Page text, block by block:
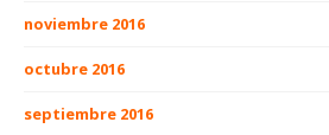
noviembre 2016
octubre 2016
septiembre 2016